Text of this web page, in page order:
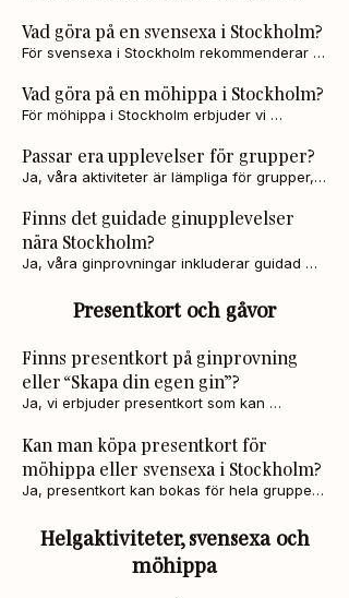
Sigtuna. Ni lär er om gin, provar smaker och
får med er en personlig flaska hem.
Vad göra på en svensexa i Stockholm?
För svensexa i Stockholm rekommenderar vi
skapa egen gin eller delta i guidad
ginprovning. Aktiviteten är social, lärorik och
Vad göra på en möhippa i Stockholm?
För möhippa i Stockholm erbjuder vi
skapar sin egen gin, provar våra ekologiska
giner och får en rolig och unik upplevelse.
Passar era upplevelser för grupper?
Ja, våra aktiviteter är lämpliga för grupper,
Stockholmsområdet.
Finns det guidade ginupplevelser
nära Stockholm?
Ja, våra ginprovningar inkluderar guidad
destillering i autentisk miljö på Wenngarn.
Presentkort och gåvor
Finns presentkort på ginprovning
eller “Skapa din egen gin”?
Ja, vi erbjuder presentkort som kan
upplevelsen och gårdsförsäljning på
Wenngarn.
Kan man köpa presentkort för
möhippa eller svensexa i Stockholm?
Ja, presentkort kan bokas för hela gruppen
utanför Stockholm.
Helgaktiviteter, svensexa och
möhippa